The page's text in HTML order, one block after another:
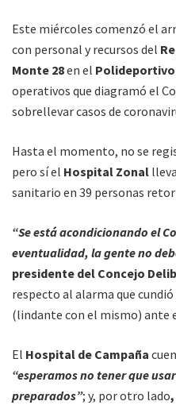
Este miércoles comenzó el
con personal y recursos del
Monte 28en el
operativos que diagramó el
sobrellevar casos de
Hasta el momento, no se
pero sí el Hospital Zonal
sanitario en 39 personas
“Se está acondicionando el
eventualidad, la gente no
presidente del Concejo
respecto al alarma que
(lindante con el mismo) ante
El Hospital de Campaña
“esperamos no tener que
preparados”; y, por otro lado